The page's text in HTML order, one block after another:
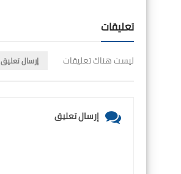
تعليقات
ليست هناك تعليقات إرسال تعليق
إرسال تعليق